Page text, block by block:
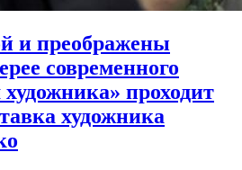
и преображены
современного
проходит
художника